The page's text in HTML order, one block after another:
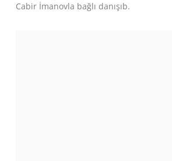
Cabir İmanovla bağlı danışıb.